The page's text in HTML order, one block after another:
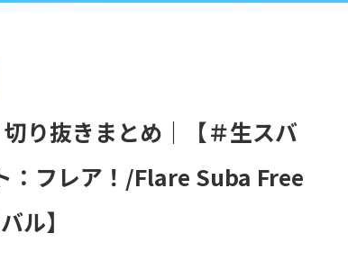
り抜きまとめ｜【＃生スバ
フレア！/Flare Suba Free
ル】